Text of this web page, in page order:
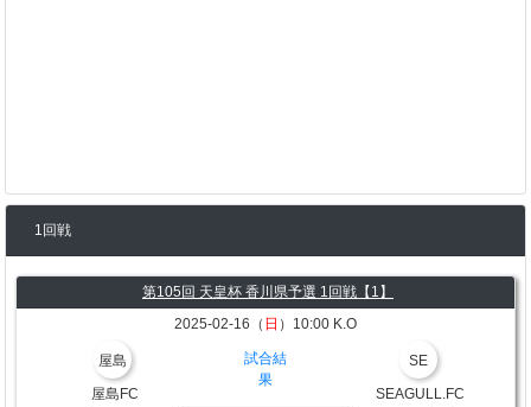
1回戦
第105回 天皇杯 香川県予選 1回戦【1】
2025-02-16（ 日 ）10:00 K.O
屋島
屋島FC
試合結
果
SE
SEAGULL.FC